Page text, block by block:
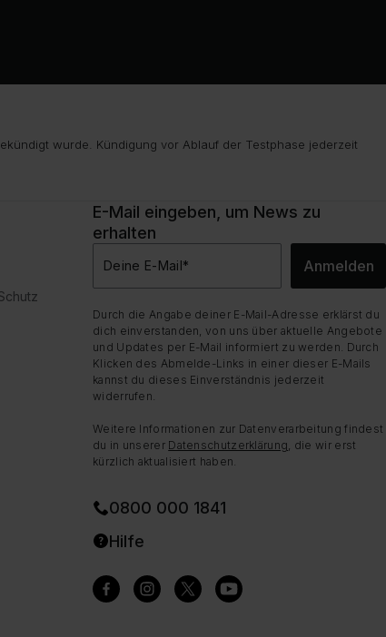
wurde. Kündigung vor Ablauf der Testphase jederzeit
E-Mail eingeben, um News zu
erhalten
Deine E-Mail* Anmelden
Durch die Angabe deiner E-Mail-Adresse erklärst du
dich einverstanden, von uns über aktuelle Angebote
und Updates per E-Mail informiert zu werden. Durch
Klicken des Abmelde-Links in einer dieser E-Mails
kannst du dieses Einverständnis jederzeit
widerrufen.
Weitere Informationen zur Datenverarbeitung findest
du in unserer Datenschutzerklärung, die wir erst
kürzlich aktualisiert haben.
0800 000 1841
Hilfe